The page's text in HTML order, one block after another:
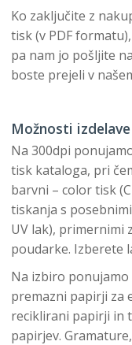
Ko zaključite z
tisk (v PDF
pa nam jo pošljite
boste prejeli v
Možnosti izdelave
Na 300dpi
tisk kataloga, pri
barvni – color tisk
tiskanja s
UV lak), primernimi
poudarke. Izberete
Na izbiro
premazni papirji za
reciklirani papirji in
papirjev.